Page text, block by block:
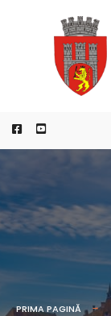
PRIMA PAGINĂ